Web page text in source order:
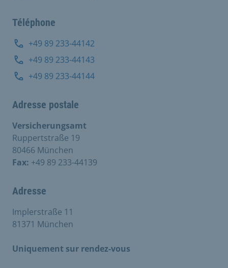
Téléphone
+49 89 233-44142
+49 89 233-44143
+49 89 233-44144
Adresse postale
Versicherungsamt
Ruppertstraße 19
80466 München
Fax: +49 89 233-44139
Adresse
Implerstraße 11
81371 München
Uniquement sur rendez-vous